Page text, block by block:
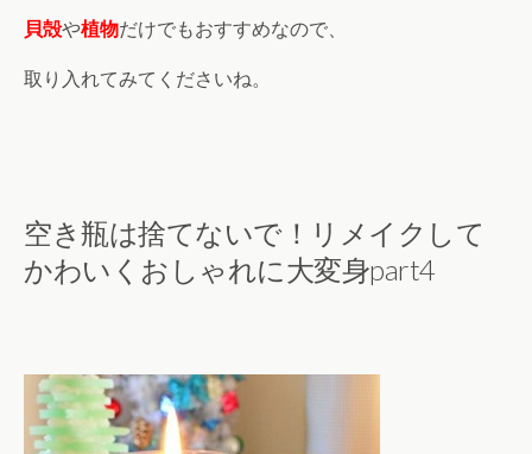
貝殻や植物だけでもおすすめなので、
取り入れてみてくださいね。
空き瓶は捨てないで！リメイクして
かわいくおしゃれに大変身part4